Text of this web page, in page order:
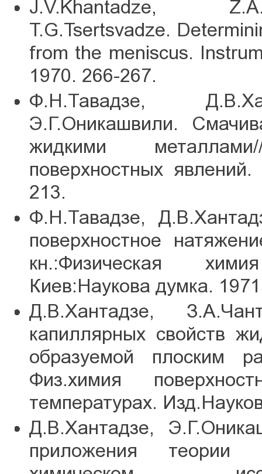
J.V.Khantadze,
T.G.Tsertsvadze.
from the meniscus.
1970. 266-267.
Ф.Н.Тавадзе,
Э.Г.Оникашвили.
жидкими
поверхностныx
213.
Ф.Н.Тавадзе,
поверхностное
кн.:Физическая
Киев:Наукова думка.
Д.В.Хантадзе,
капиллярных свойств
образуемой плоским
Физ.химия
температурах.
Д.В.Хантадзе,
приложения теории